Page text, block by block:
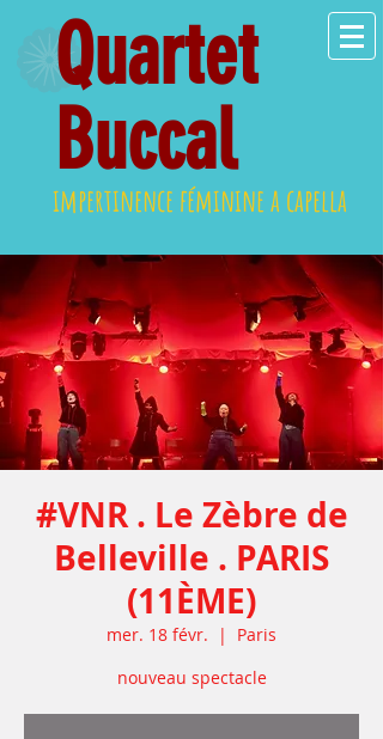
Quartet
Buccal
impertinence féminine a capella
#VNR . Le Zèbre de
Belleville . PARIS
(11ÈME)
mer. 18 févr.
  |
Paris
nouveau spectacle